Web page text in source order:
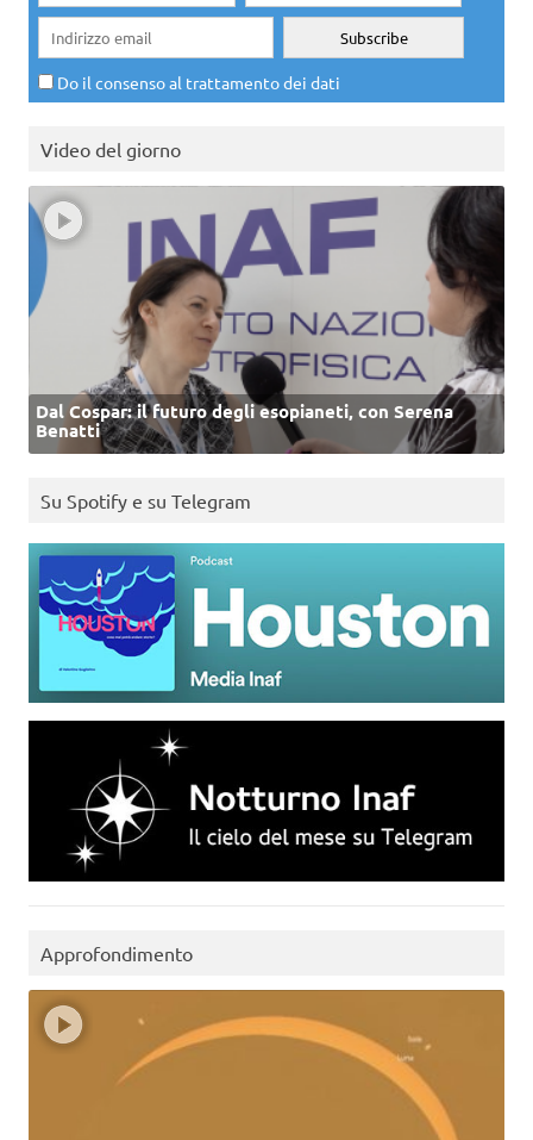
Do il consenso al trattamento dei dati
Video del giorno
Dal Cospar: il futuro degli esopianeti, con Serena
Benatti
Su Spotify e su Telegram
Approfondimento